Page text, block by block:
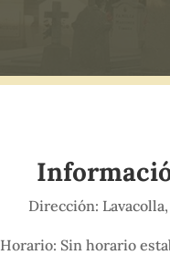
Dirección:
Horario: Sin horario